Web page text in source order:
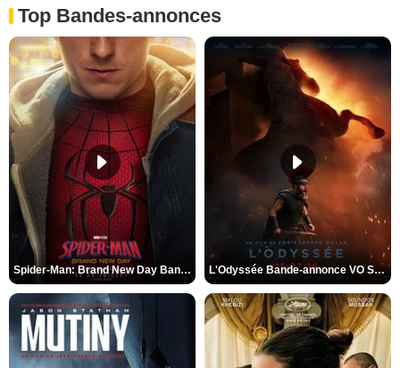
Top Bandes-annonces
Spider-Man: Brand New Day Bande-annonce VO STFR L'Odyssée Bande-annonce VO STFR